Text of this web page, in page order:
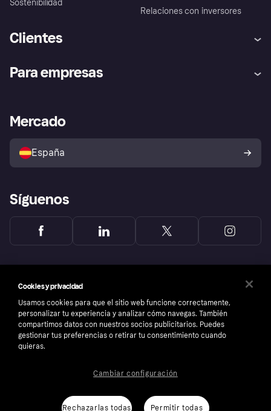
Sostenibilidad
Relaciones con inversores
Clientes
Inicio de sesión
Directorio de tiendas
Política de protección al
comprador de Klarna
Reclamaciones
Para empresas
Acceso empresas
Mercado
España
Síguenos
Número de empresa: 556737-0431
Cookies y privacidad
Usamos cookies para que el sitio web funcione correctamente,
personalizar tu experiencia y analizar cómo navegas. También
compartimos datos con nuestros socios publicitarios. Puedes
gestionar tus preferencias o retirar tu consentimiento cuando
quieras.
Rechazarlas todas Permitir todas
Cambiar configuración